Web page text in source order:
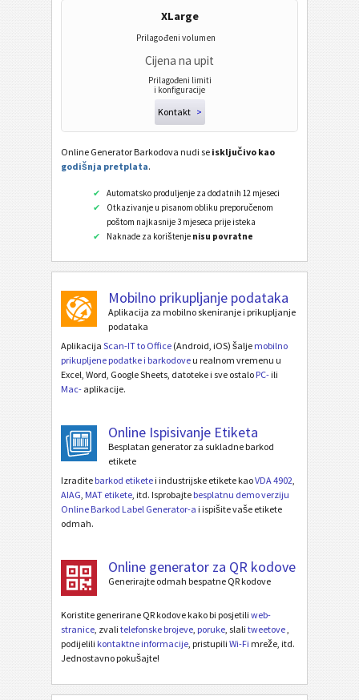
XLarge
Prilagođeni volumen
Cijena na upit
Prilagođeni limiti
i konfiguracije
Kontakt >
Online Generator Barkodova nudi se isključivo kao
godišnja pretplata.
Automatsko produljenje za dodatnih 12 mjeseci
Otkazivanje u pisanom obliku preporučenom
poštom najkasnije 3 mjeseca prije isteka
Naknade za korištenje nisu povratne
Mobilno prikupljanje podataka
Aplikacija za mobilno skeniranje i prikupljanje
podataka
Aplikacija Scan-IT to Office (Android, iOS) šalje mobilno
prikupljene podatke i barkodove u realnom vremenu u
Excel, Word, Google Sheets, datoteke i sve ostalo PC- ili
Mac- aplikacije.
Online Ispisivanje Etiketa
Besplatan generator za sukladne barkod
etikete
Izradite barkod etikete i industrijske etikete kaoVDA 4902
AIAG MAT etikete , itd. Isprobajte besplatnu demo verziju
Online Barkod Label Generator-a i ispišite vaše etikete
odmah.
Online generator za QR kodove
Generirajte odmah bespatne QR kodove
Koristite generirane QR kodove kako bi posjetili web-
stranice , zvali telefonske brojeve poruke , slali tweetove
podijelili kontaktne informacije , pristupili Wi-Fi mreže, itd.
Jednostavno pokušajte!